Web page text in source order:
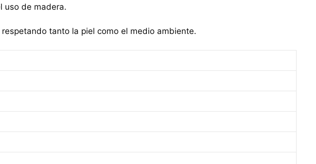
uso de madera.
tanto la piel como el medio ambiente.